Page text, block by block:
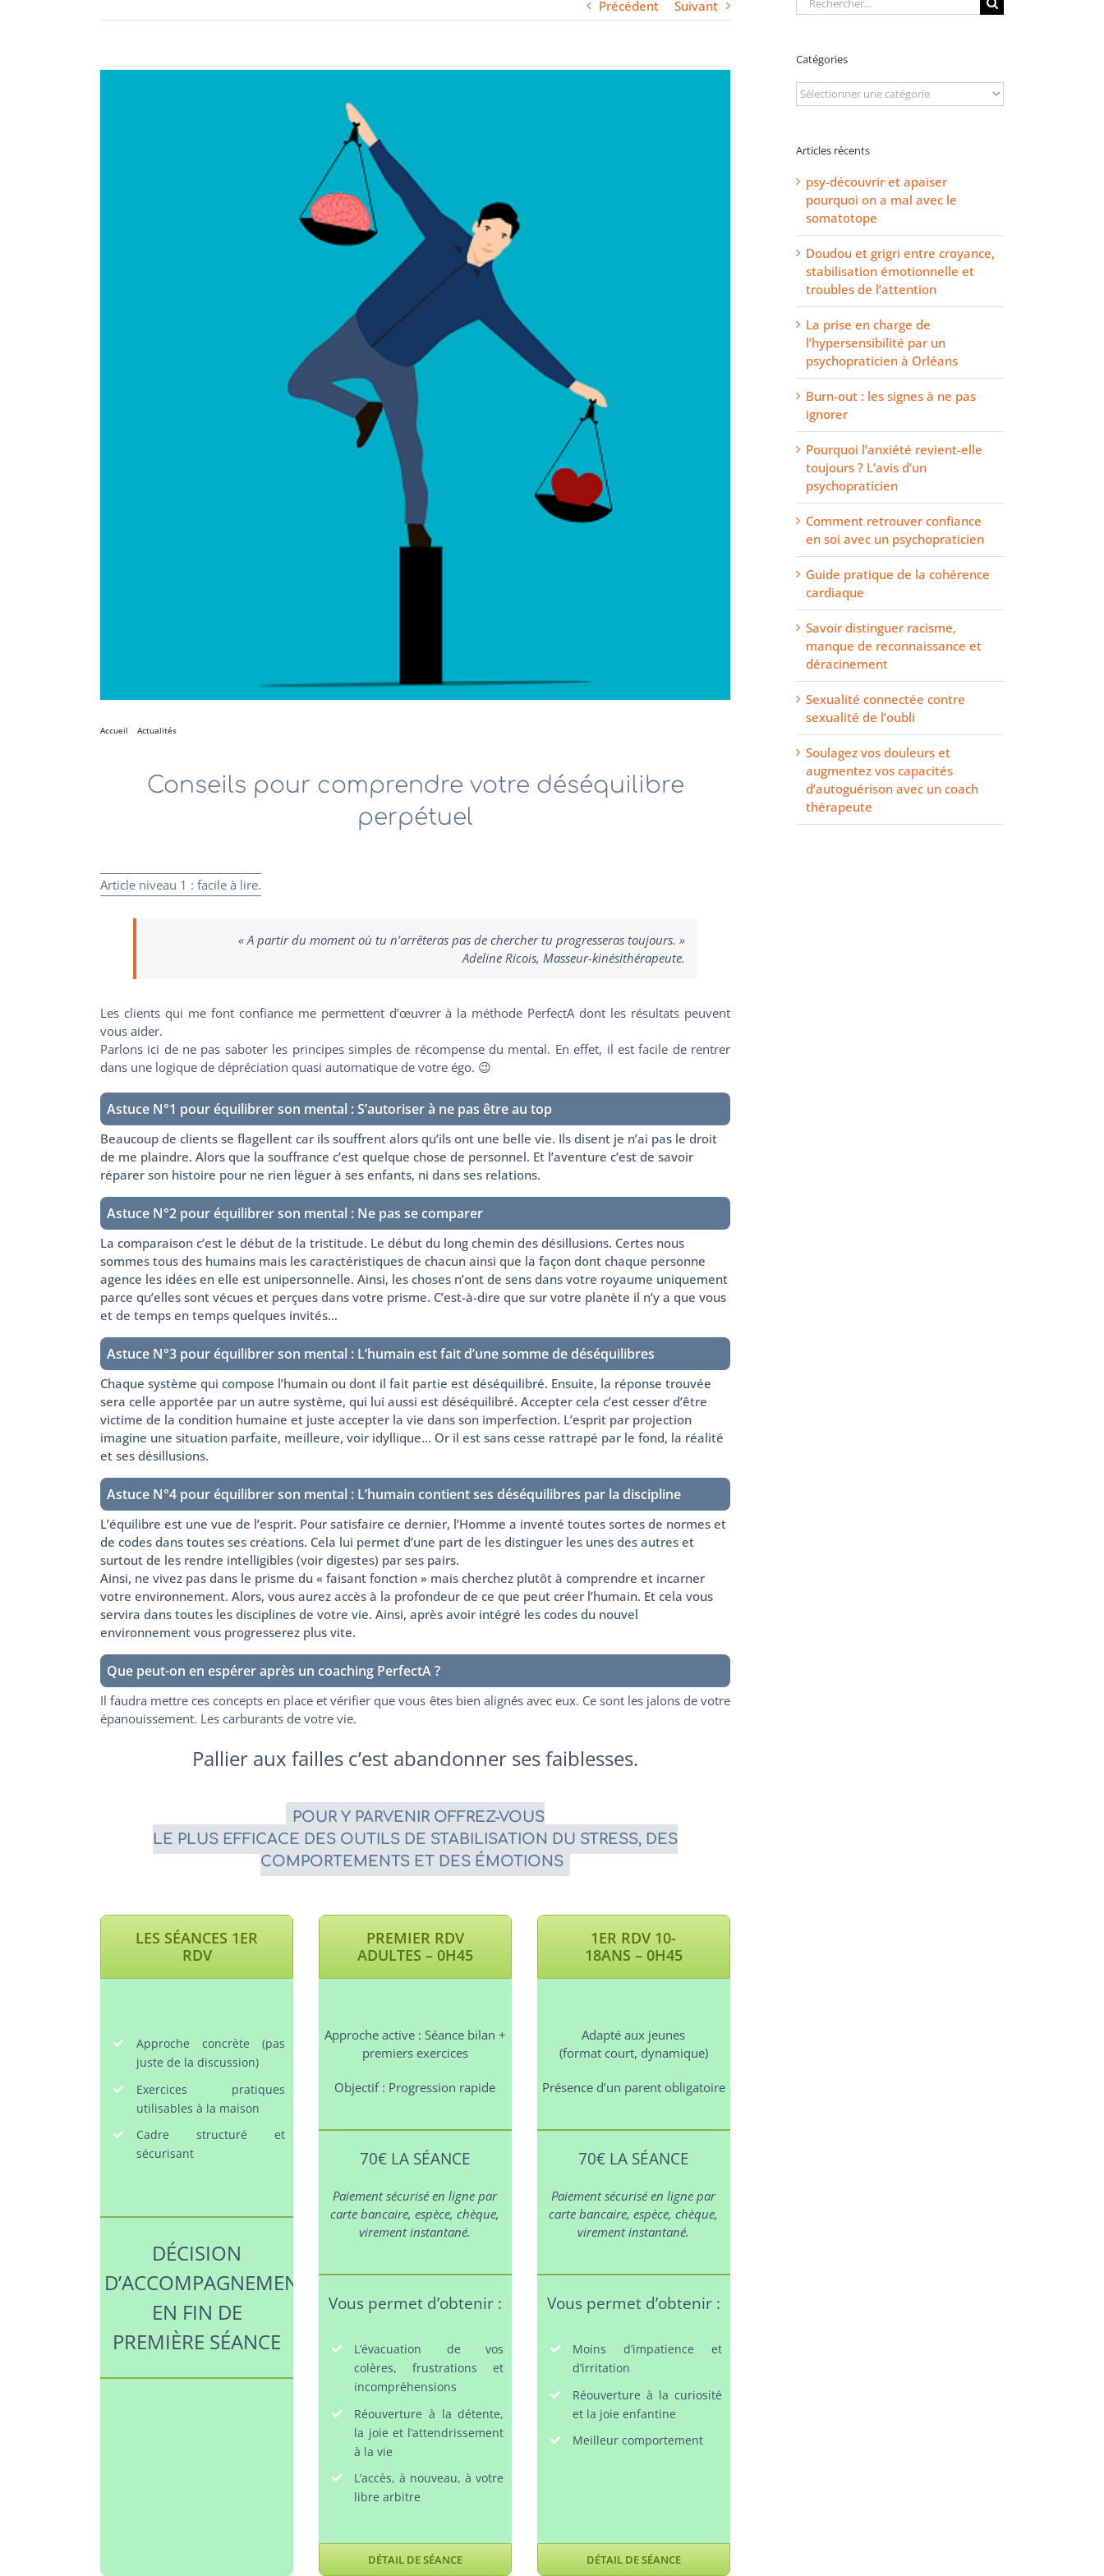
Précédent Suivant
Accueil Actualités
Conseils pour comprendre votre déséquilibre
perpétuel
Article niveau 1 : facile à lire.
« A partir du moment où tu n’arrêteras pas de chercher tu progresseras toujours. »
Adeline Ricois, Masseur-kinésithérapeute.
Les clients qui me font confiance me permettent d’œuvrer à la méthode PerfectA dont les résultats peuvent
vous aider.
Parlons ici de ne pas saboter les principes simples de récompense du mental. En effet, il est facile de rentrer
dans une logique de dépréciation quasi automatique de votre égo. 😉
Astuce N°1 pour équilibrer son mental : S’autoriser à ne pas être au top
Beaucoup de clients se flagellent car ils souffrent alors qu’ils ont une belle vie. Ils disent je n’ai pas le droit
de me plaindre. Alors que la souffrance c’est quelque chose de personnel. Et l’aventure c’est de savoir
réparer son histoire pour ne rien léguer à ses enfants, ni dans ses relations.
Astuce N°2 pour équilibrer son mental : Ne pas se comparer
La comparaison c’est le début de la tristitude. Le début du long chemin des désillusions. Certes nous
sommes tous des humains mais les caractéristiques de chacun ainsi que la façon dont chaque personne
agence les idées en elle est unipersonnelle. Ainsi, les choses n’ont de sens dans votre royaume uniquement
parce qu’elles sont vécues et perçues dans votre prisme. C’est-à-dire que sur votre planète il n’y a que vous
et de temps en temps quelques invités…
Astuce N°3 pour équilibrer son mental : L’humain est fait d’une somme de déséquilibres
Chaque système qui compose l’humain ou dont il fait partie est déséquilibré. Ensuite, la réponse trouvée
sera celle apportée par un autre système, qui lui aussi est déséquilibré. Accepter cela c’est cesser d’être
victime de la condition humaine et juste accepter la vie dans son imperfection. L’esprit par projection
imagine une situation parfaite, meilleure, voir idyllique… Or il est sans cesse rattrapé par le fond, la réalité
et ses désillusions.
Astuce N°4 pour équilibrer son mental : L’humain contient ses déséquilibres par la discipline
L’équilibre est une vue de l’esprit. Pour satisfaire ce dernier, l’Homme a inventé toutes sortes de normes et
de codes dans toutes ses créations. Cela lui permet d’une part de les distinguer les unes des autres et
surtout de les rendre intelligibles (voir digestes) par ses pairs.
Ainsi, ne vivez pas dans le prisme du « faisant fonction » mais cherchez plutôt à comprendre et incarner
votre environnement. Alors, vous aurez accès à la profondeur de ce que peut créer l’humain. Et cela vous
servira dans toutes les disciplines de votre vie. Ainsi, après avoir intégré les codes du nouvel
environnement vous progresserez plus vite.
Que peut-on en espérer après un coaching PerfectA ?
Il faudra mettre ces concepts en place et vérifier que vous êtes bien alignés avec eux. Ce sont les jalons de votre
épanouissement. Les carburants de votre vie.
Pallier aux failles c’est abandonner ses faiblesses.
POUR Y PARVENIR OFFREZ-VOUS
LE PLUS EFFICACE DES OUTILS DE STABILISATION DU STRESS, DES
COMPORTEMENTS ET DES ÉMOTIONS
LES SÉANCES 1ER
RDV
Approche concrète (pas
juste de la discussion)
Exercices pratiques
utilisables à la maison
Cadre structuré et
sécurisant
DÉCISION
D’ACCOMPAGNEMENT
EN FIN DE
PREMIÈRE SÉANCE
PREMIER RDV
ADULTES – 0H45
Approche active : Séance bilan +
premiers exercices
Objectif : Progression rapide
70€ LA SÉANCE
Paiement sécurisé en ligne par
carte bancaire, espèce, chèque,
virement instantané.
Vous permet d’obtenir :
L’évacuation de vos
colères, frustrations et
incompréhensions
Réouverture à la détente,
la joie et l’attendrissement
à la vie
L’accès, à nouveau, à votre
libre arbitre
DÉTAIL DE SÉANCE
1ER RDV 10-
18ANS – 0H45
Adapté aux jeunes
(format court, dynamique)
Présence d’un parent obligatoire
70€ LA SÉANCE
Paiement sécurisé en ligne par
carte bancaire, espèce, chèque,
virement instantané.
Vous permet d’obtenir :
Moins d’impatience et
d’irritation
Réouverture à la curiosité
et la joie enfantine
Meilleur comportement
DÉTAIL DE SÉANCE
Catégories
Catégories
Articles récents
psy-découvrir et apaiser
pourquoi on a mal avec le
somatotope
Doudou et grigri entre croyance,
stabilisation émotionnelle et
troubles de l’attention
La prise en charge de
l’hypersensibilité par un
psychopraticien à Orléans
Burn-out : les signes à ne pas
ignorer
Pourquoi l’anxiété revient-elle
toujours ? L’avis d’un
psychopraticien
Comment retrouver confiance
en soi avec un psychopraticien
Guide pratique de la cohérence
cardiaque
Savoir distinguer racisme,
manque de reconnaissance et
déracinement
Sexualité connectée contre
sexualité de l’oubli
Soulagez vos douleurs et
augmentez vos capacités
d’autoguérison avec un coach
thérapeute